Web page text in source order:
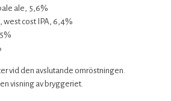
ale, 5,6%
west cost IPA, 6,4%
vid den avslutande omröstningen.
visning av bryggeriet.